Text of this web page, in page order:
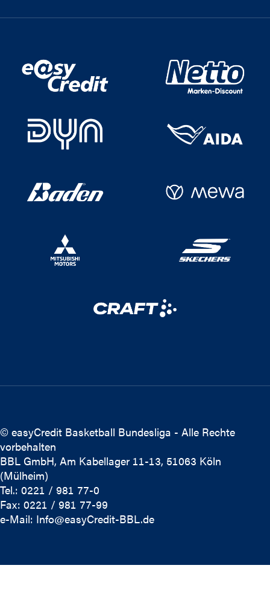
© easyCredit Basketball Bundesliga - Alle Rechte
vorbehalten
BBL GmbH, Am Kabellager 11-13, 51063 Köln
(Mülheim)
Tel.: 0221 / 981 77-0
Fax: 0221 / 981 77-99
e-Mail: Info@easyCredit-BBL.de